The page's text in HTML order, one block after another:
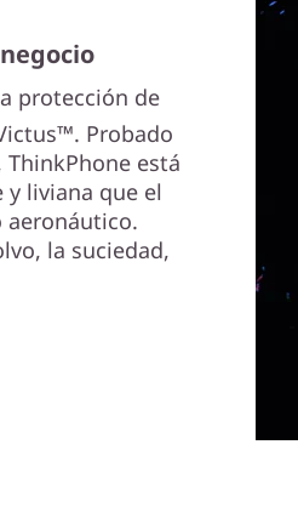
protección de
Probado
está
liviana que el
aeronáutico.
la suciedad,